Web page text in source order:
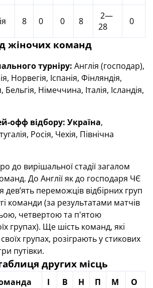
8 0 0 8
2—
28
0
жіночих команд
турніру: Англія (господар),
Норвегія, Іспанія, Фінляндія,
Німеччина, Італія, Ісландія,
офф відбору: Україна,
Росія, Чехія, Північна
до вирішальної стадії загалом
До Англії як до господаря ЧЄ
переможців відбірних груп
команди (за результатами матчів
четвертою та п'ятою
групах). Ще шість команд, які
групах, розіграють у стикових
путівки.
других місць
І В Н П М О